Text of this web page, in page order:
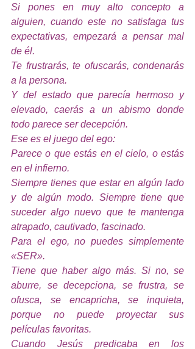
Si pones en muy alto concepto a
alguien, cuando este no satisfaga tus
expectativas, empezará a pensar mal
de él.
Te frustrarás, te ofuscarás, condenarás
a la persona.
Y del estado que parecía hermoso y
elevado, caerás a un abismo donde
todo parece ser decepción.
Ese es el juego del ego:
Parece o que estás en el cielo, o estás
en el infierno.
Siempre tienes que estar en algún lado
y de algún modo. Siempre tiene que
suceder algo nuevo que te mantenga
atrapado, cautivado, fascinado.
Para el ego, no puedes simplemente
«SER».
Tiene que haber algo más. Si no, se
aburre, se decepciona, se frustra, se
ofusca, se encapricha, se inquieta,
porque no puede proyectar sus
películas favoritas.
Cuando Jesús predicaba en los